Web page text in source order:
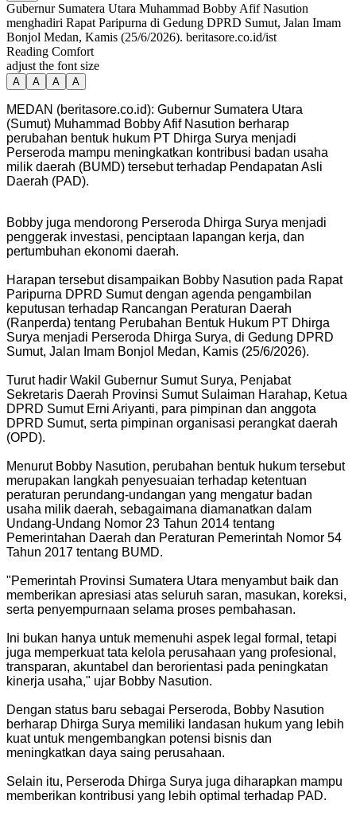
Gubernur Sumatera Utara Muhammad Bobby Afif Nasution
menghadiri Rapat Paripurna di Gedung DPRD Sumut, Jalan Imam
Bonjol Medan, Kamis (25/6/2026). beritasore.co.id/ist
Reading Comfort
adjust the font size
A A A A
MEDAN (beritasore.co.id): Gubernur Sumatera Utara
(Sumut) Muhammad Bobby Afif Nasution berharap
perubahan bentuk hukum PT Dhirga Surya menjadi
Perseroda mampu meningkatkan kontribusi badan usaha
milik daerah (BUMD) tersebut terhadap Pendapatan Asli
Daerah (PAD).
Bobby juga mendorong Perseroda Dhirga Surya menjadi
penggerak investasi, penciptaan lapangan kerja, dan
pertumbuhan ekonomi daerah.
Harapan tersebut disampaikan Bobby Nasution pada Rapat
Paripurna DPRD Sumut dengan agenda pengambilan
keputusan terhadap Rancangan Peraturan Daerah
(Ranperda) tentang Perubahan Bentuk Hukum PT Dhirga
Surya menjadi Perseroda Dhirga Surya, di Gedung DPRD
Sumut, Jalan Imam Bonjol Medan, Kamis (25/6/2026).
Turut hadir Wakil Gubernur Sumut Surya, Penjabat
Sekretaris Daerah Provinsi Sumut Sulaiman Harahap, Ketua
DPRD Sumut Erni Ariyanti, para pimpinan dan anggota
DPRD Sumut, serta pimpinan organisasi perangkat daerah
(OPD).
Menurut Bobby Nasution, perubahan bentuk hukum tersebut
merupakan langkah penyesuaian terhadap ketentuan
peraturan perundang-undangan yang mengatur badan
usaha milik daerah, sebagaimana diamanatkan dalam
Undang-Undang Nomor 23 Tahun 2014 tentang
Pemerintahan Daerah dan Peraturan Pemerintah Nomor 54
Tahun 2017 tentang BUMD.
"Pemerintah Provinsi Sumatera Utara menyambut baik dan
memberikan apresiasi atas seluruh saran, masukan, koreksi,
serta penyempurnaan selama proses pembahasan.
Ini bukan hanya untuk memenuhi aspek legal formal, tetapi
juga memperkuat tata kelola perusahaan yang profesional,
transparan, akuntabel dan berorientasi pada peningkatan
kinerja usaha," ujar Bobby Nasution.
Dengan status baru sebagai Perseroda, Bobby Nasution
berharap Dhirga Surya memiliki landasan hukum yang lebih
kuat untuk mengembangkan potensi bisnis dan
meningkatkan daya saing perusahaan.
Selain itu, Perseroda Dhirga Surya juga diharapkan mampu
memberikan kontribusi yang lebih optimal terhadap PAD.